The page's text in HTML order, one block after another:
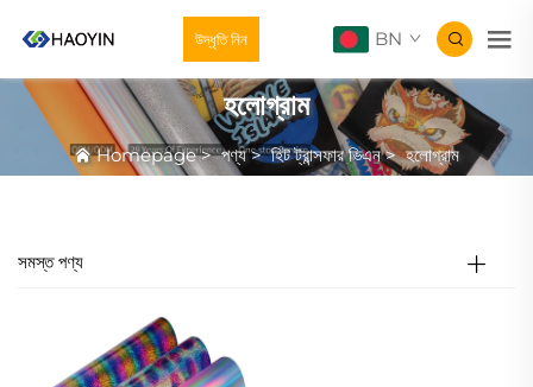
উদ্ধৃতি নিন BN
হলোগ্রাম
Homepage>পণ্য>হিট ট্রান্সফার ভিএন>হলোগ্রাম
সমস্ত পণ্য